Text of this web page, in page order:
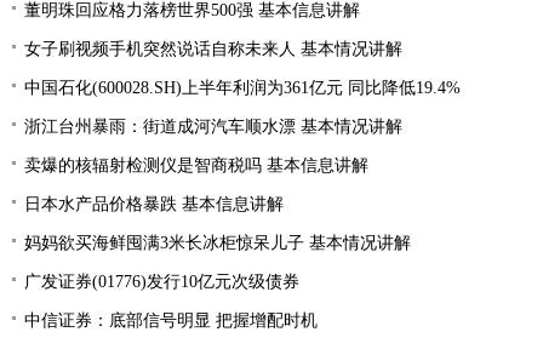
董明珠回应格力落榜世界500强 基本信息讲解
女子刷视频手机突然说话自称未来人 基本情况讲解
中国石化(600028.SH)上半年利润为361亿元 同比降低19.4%
浙江台州暴雨：街道成河汽车顺水漂 基本情况讲解
卖爆的核辐射检测仪是智商税吗 基本信息讲解
日本水产品价格暴跌 基本信息讲解
妈妈欲买海鲜囤满3米长冰柜惊呆儿子 基本情况讲解
广发证券(01776)发行10亿元次级债券
中信证券：底部信号明显 把握增配时机